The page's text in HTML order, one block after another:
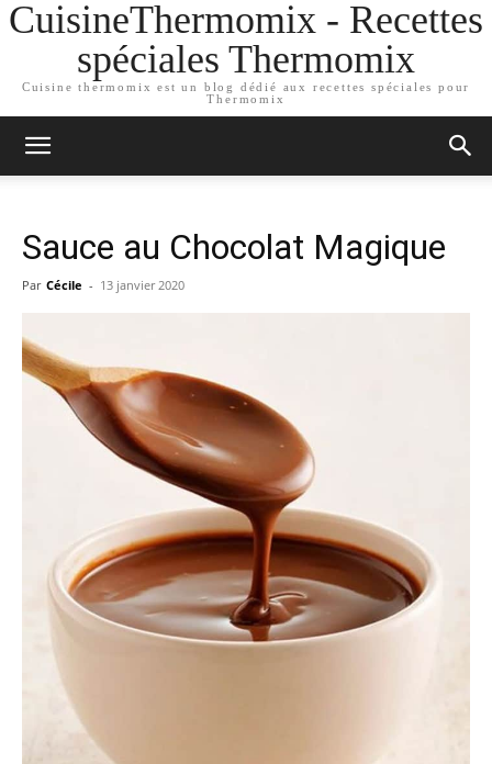
CuisineThermomix - Recettes
spéciales Thermomix
Cuisine thermomix est un blog dédié aux recettes spéciales pour
Thermomix
Sauce au Chocolat Magique
Par Cécile - 13 janvier 2020